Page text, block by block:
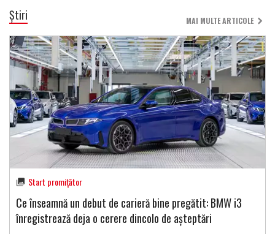
Știri MAI MULTE ARTICOLE
Start promițător
Ce înseamnă un debut de carieră bine pregătit: BMW i3
înregistrează deja o cerere dincolo de așteptări